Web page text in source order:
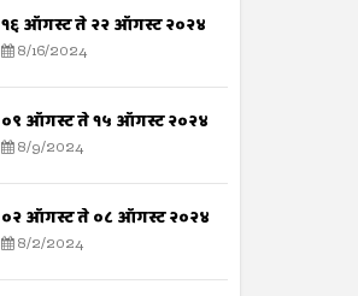
१६ ऑगस्ट ते २२ ऑगस्ट २०२४
8/16/2024
०९ ऑगस्ट ते १५ ऑगस्ट २०२४
8/9/2024
०२ ऑगस्ट ते ०८ ऑगस्ट २०२४
8/2/2024